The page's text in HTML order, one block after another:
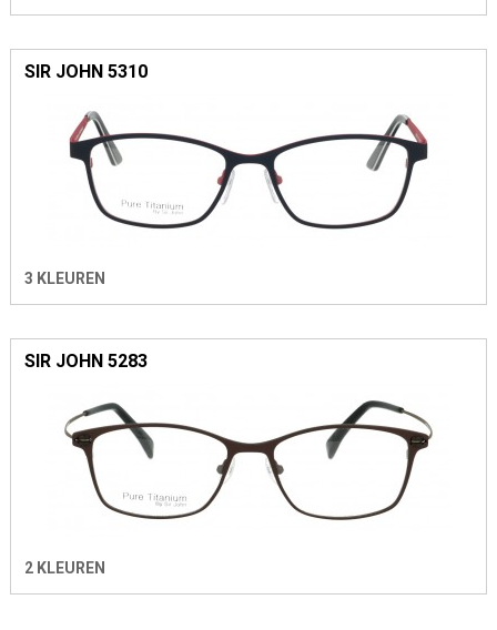
SIR JOHN 5310
3 KLEUREN
SIR JOHN 5283
2 KLEUREN